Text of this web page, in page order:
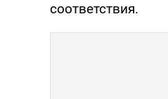
соответствия.